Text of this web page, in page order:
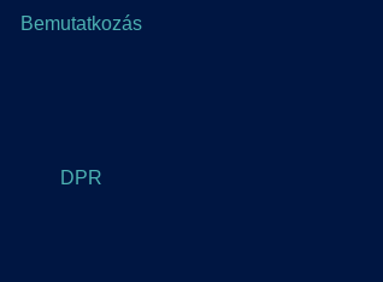
Bemutatkozás
DPR